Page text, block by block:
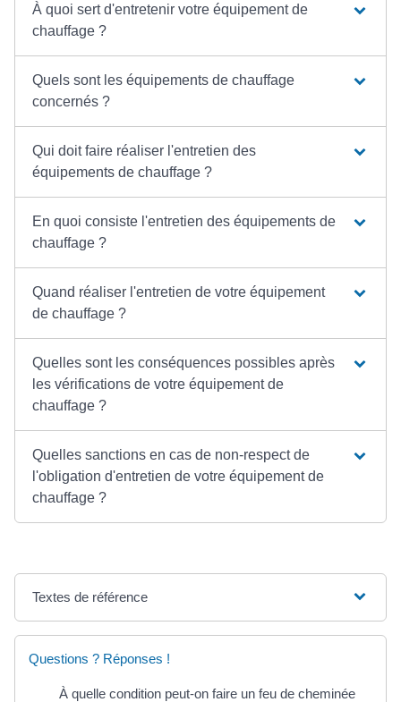
À quoi sert d'entretenir votre équipement de
chauffage ?
Quels sont les équipements de chauffage
concernés ?
Qui doit faire réaliser l'entretien des
équipements de chauffage ?
En quoi consiste l'entretien des équipements de
chauffage ?
Quand réaliser l'entretien de votre équipement
de chauffage ?
Quelles sont les conséquences possibles après
les vérifications de votre équipement de
chauffage ?
Quelles sanctions en cas de non-respect de
l'obligation d'entretien de votre équipement de
chauffage ?
Textes de référence
Questions ? Réponses !
À quelle condition peut-on faire un feu de cheminée